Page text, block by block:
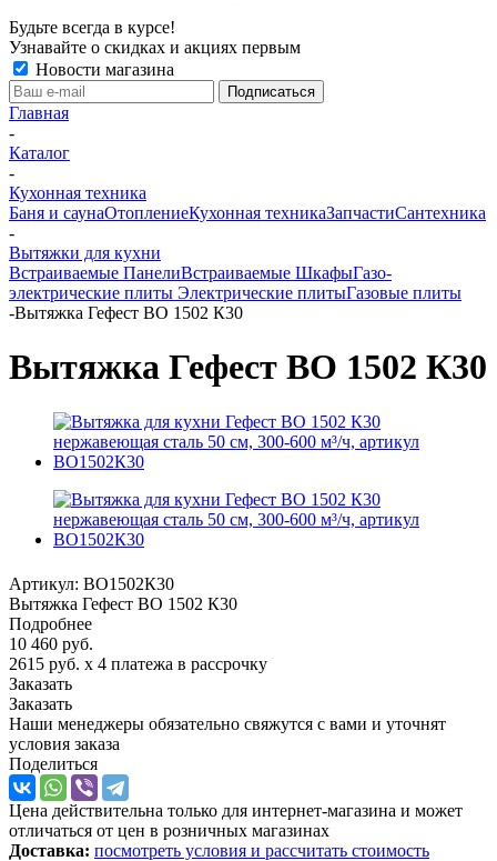
Будьте всегда в курсе!
Узнавайте о скидках и акциях первым
Новости магазина
Главная
-
Каталог
-
Кухонная техника
Баня и саунаОтоплениеКухонная техникаЗапчастиСантехника
-
Вытяжки для кухни
Встраиваемые ПанелиВстраиваемые ШкафыГазо-
электрические плиты Электрические плитыГазовые плиты
-Вытяжка Гефест ВО 1502 К30
Вытяжка Гефест ВО 1502 К30
Артикул: ВО1502К30
Вытяжка Гефест ВО 1502 К30
Подробнее
10 460 руб.
2615 руб. x 4 платежа в рассрочку
Заказать
Заказать
Наши менеджеры обязательно свяжутся с вами и уточнят
условия заказа
Поделиться
Цена действительна только для интернет-магазина и может
отличаться от цен в розничных магазинах
Доставка: посмотреть условия и рассчитать стоимость